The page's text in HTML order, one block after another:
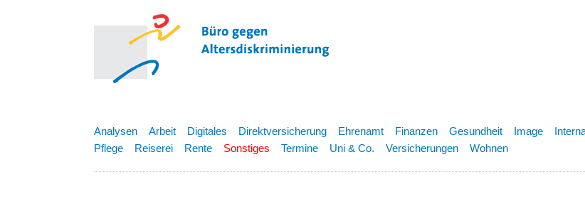
Analysen Arbeit Digitales Direktversicherung Ehrenamt Finanzen Gesundheit Image
Pflege
Reiserei Rente Sonstiges Termine Uni & Co. Versicherungen Wohnen